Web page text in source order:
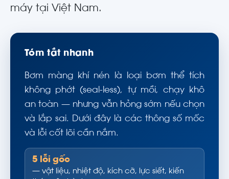
máy tại Việt Nam.
Tóm tắt nhanh
Bơm màng khí nén là loại bơm thể tích
không phớt (seal-less), tự mồi, chạy khô
an toàn — nhưng vẫn hỏng sớm nếu chọn
và lắp sai. Dưới đây là các thông số mốc
và lỗi cốt lõi cần nắm.
5 lỗi gốc
— vật liệu, nhiệt độ, kích cỡ, lực siết, kiến